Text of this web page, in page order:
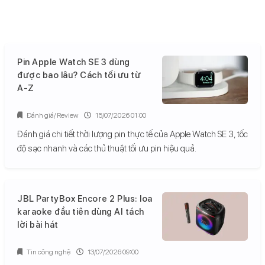
Pin Apple Watch SE 3 dùng
được bao lâu? Cách tối ưu từ
A-Z
Đánh giá chi tiết thời lượng pin thực tế của Apple Watch SE 3, tốc
độ sạc nhanh và các thủ thuật tối ưu pin hiệu quả.
Đánh giá/ Review 15/07/2026 01:00
JBL PartyBox Encore 2 Plus: loa
karaoke đầu tiên dùng AI tách
lời bài hát
Tin công nghệ 13/07/2026 09:00